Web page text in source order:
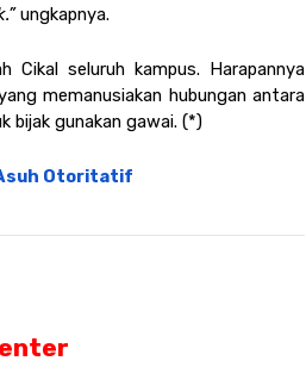
ungkapnya.
Cikal seluruh kampus. Harapannya
memanusiakan hubungan antara
bijak gunakan gawai. (*)
Otoritatif